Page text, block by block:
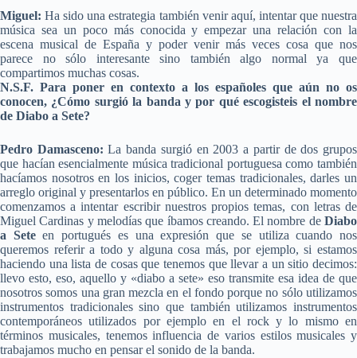
Miguel: Ha sido una estrategia también venir aquí, intentar que nuestra
música sea un poco más conocida y empezar una relación con la
escena musical de España y poder venir más veces cosa que nos
parece no sólo interesante sino también algo normal ya que
compartimos muchas cosas.
N.S.F. Para poner en contexto a los españoles que aún no os
conocen, ¿Cómo surgió la banda y por qué escogisteis el nombre
de Diabo a Sete?
Pedro Damasceno: La banda surgió en 2003 a partir de dos grupos
que hacían esencialmente música tradicional portuguesa como también
hacíamos nosotros en los inicios, coger temas tradicionales, darles un
arreglo original y presentarlos en público. En un determinado momento
comenzamos a intentar escribir nuestros propios temas, con letras de
Miguel Cardinas y melodías que íbamos creando. El nombre de Diabo
a Seteen portugués es una expresión que se utiliza cuando nos
queremos referir a todo y alguna cosa más, por ejemplo, si estamos
haciendo una lista de cosas que tenemos que llevar a un sitio decimos:
llevo esto, eso, aquello y «diabo a sete» eso transmite esa idea de que
nosotros somos una gran mezcla en el fondo porque no sólo utilizamos
instrumentos tradicionales sino que también utilizamos instrumentos
contemporáneos utilizados por ejemplo en el rock y lo mismo en
términos musicales, tenemos influencia de varios estilos musicales y
trabajamos mucho en pensar el sonido de la banda.